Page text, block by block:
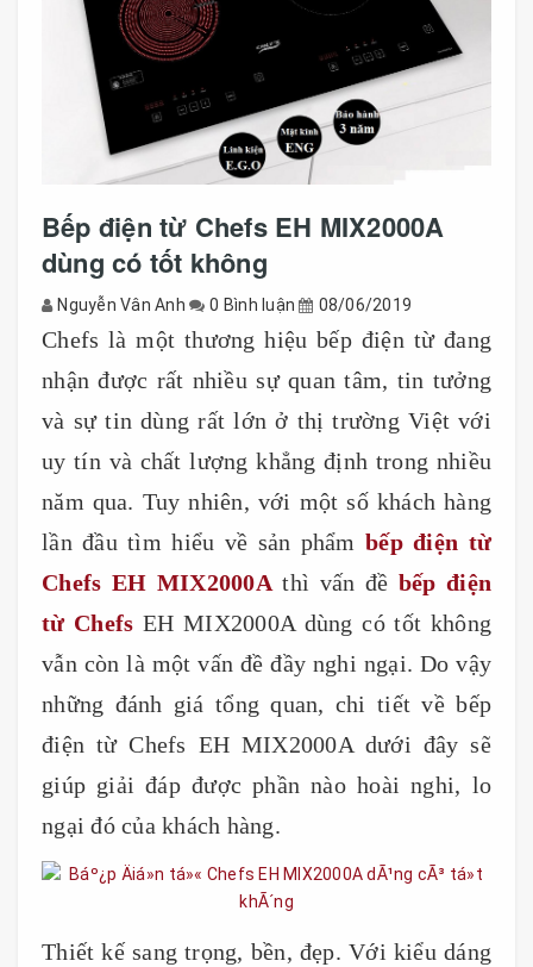
Bếp điện từ Chefs EH MIX2000A
dùng có tốt không
Nguyễn Vân Anh 0 Bình luận 08/06/2019
Chefs là một thương hiệu bếp điện từ đang
nhận được rất nhiều sự quan tâm, tin tưởng
và sự tin dùng rất lớn ở thị trường Việt với
uy tín và chất lượng khẳng định trong nhiều
năm qua. Tuy nhiên, với một số khách hàng
lần đầu tìm hiểu về sản phẩmbếp điện từ
Chefs EH MIX2000Athì vấn đề bếp điện
từ Chefs EH MIX2000A dùng có tốt không
vẫn còn là một vấn đề đầy nghi ngại. Do vậy
những đánh giá tổng quan, chi tiết về bếp
điện từ Chefs EH MIX2000A dưới đây sẽ
giúp giải đáp được phần nào hoài nghi, lo
ngại đó của khách hàng.
Thiết kế sang trọng, bền, đẹp. Với kiểu dáng